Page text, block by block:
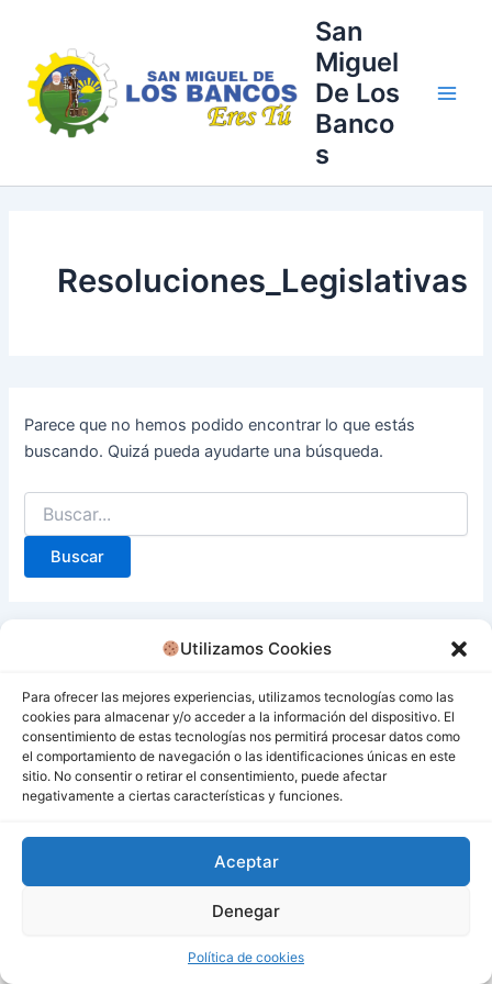
Utilizamos Cookies
Para ofrecer las mejores experiencias, utilizamos tecnologías como las
cookies para almacenar y/o acceder a la información del dispositivo. El
consentimiento de estas tecnologías nos permitirá procesar datos como
el comportamiento de navegación o las identificaciones únicas en este
sitio. No consentir o retirar el consentimiento, puede afectar
negativamente a ciertas características y funciones.
Aceptar
Denegar
Política de cookies
contenido
San
Miguel
De Los
Banco
s
Resoluciones_Legislativas
Parece que no hemos podido encontrar lo que estás
buscando. Quizá pueda ayudarte una búsqueda.
Todos los derechos © 2026 San Miguel De Los Bancos |